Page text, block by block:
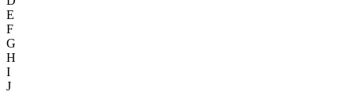
E
F
G
H
I
J